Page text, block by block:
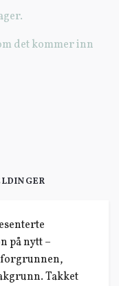
det kommer inn
på nytt –
forgrunnen,
Takket